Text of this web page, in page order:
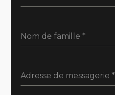
Nom de famille*
Adresse de messagerie*